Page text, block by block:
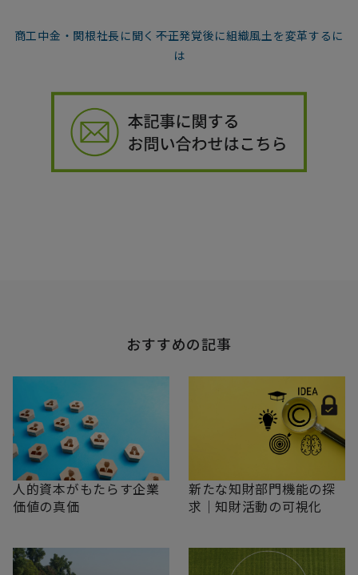
商工中金・関根社長に聞く――不正発覚後に組織風土を変革するに
は
おすすめの記事
人的資本がもたらす企業
価値の真価
新たな知財部門機能の探
求｜知財活動の可視化